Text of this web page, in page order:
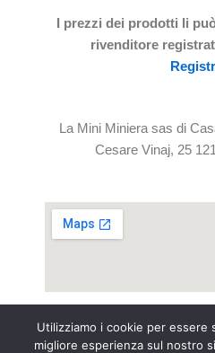
I prezzi dei prodotti li
rivenditore
La Mini Miniera sas di
Cesare Vinaj, 25
P.I. C.F. IT
Utilizziamo i cookie per essere
migliore esperienza sul nostro